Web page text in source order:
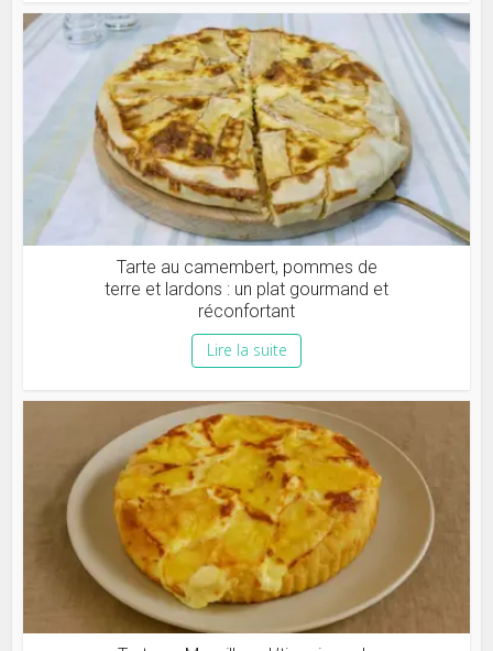
Tarte au camembert, pommes de
terre et lardons : un plat gourmand et
réconfortant
Lire la suite